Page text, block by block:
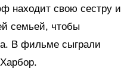
находит свою сестру и
семьей, чтобы
В фильме сыграли